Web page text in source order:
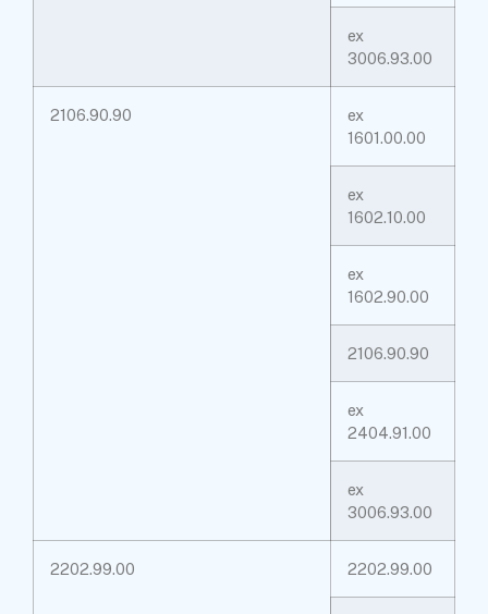
ex
3006.93.00
2106.90.90
ex
1601.00.00
ex
1602.10.00
ex
1602.90.00
2106.90.90
ex
2404.91.00
ex
3006.93.00
2202.99.00 2202.99.00